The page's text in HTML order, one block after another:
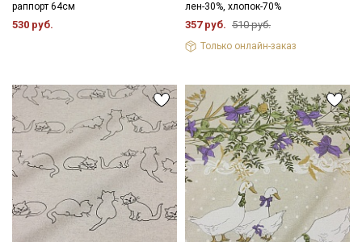
раппорт 64см
530 руб.
лен-30%, хлопок-70%
357 руб. 510 руб.
Только онлайн-заказ